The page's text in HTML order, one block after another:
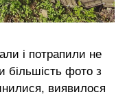
і потрапили не
більшість фото з
виявилося